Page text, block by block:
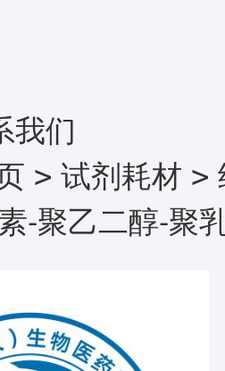
我们
> 试剂耗材 >
-聚乙二醇-聚